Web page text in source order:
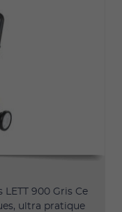
900 Gris Ce
ultra pratique